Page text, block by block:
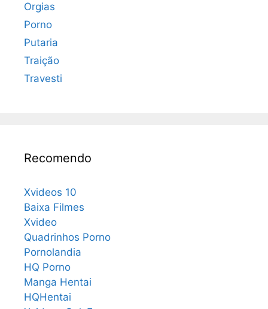
Orgias
Porno
Putaria
Traição
Travesti
Recomendo
Xvideos 10
Baixa Filmes
Xvideo
Quadrinhos Porno
Pornolandia
HQ Porno
Manga Hentai
HQHentai